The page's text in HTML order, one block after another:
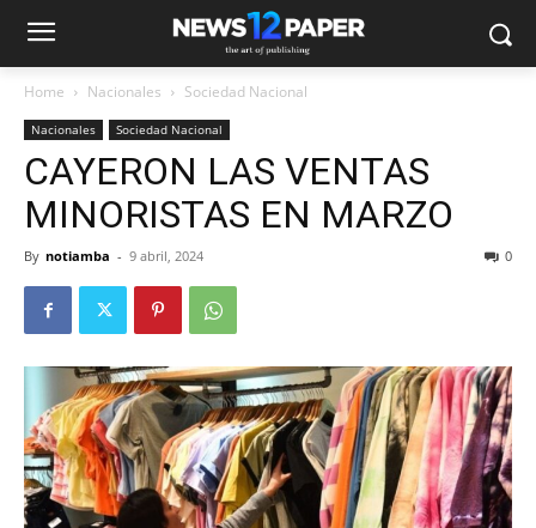
Home Nacionales Sociedad Nacional
Nacionales Sociedad Nacional
CAYERON LAS VENTAS
MINORISTAS EN MARZO
By notiamba - 9 abril, 2024 0